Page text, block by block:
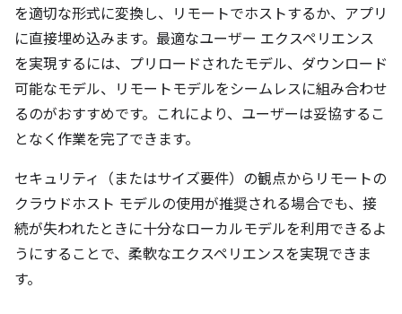
を適切な形式に変換し、リモートでホストするか、アプリ
に直接埋め込みます。最適なユーザー エクスペリエンス
を実現するには、プリロードされたモデル、ダウンロード
可能なモデル、リモートモデルをシームレスに組み合わせ
るのがおすすめです。これにより、ユーザーは妥協するこ
となく作業を完了できます。
セキュリティ（またはサイズ要件）の観点からリモートの
クラウドホスト モデルの使用が推奨される場合でも、接
続が失われたときに十分なローカルモデルを利用できるよ
うにすることで、柔軟なエクスペリエンスを実現できま
す。